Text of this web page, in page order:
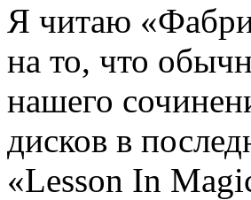
Я читаю
на то, что
нашего
дисков в
«Lesson In